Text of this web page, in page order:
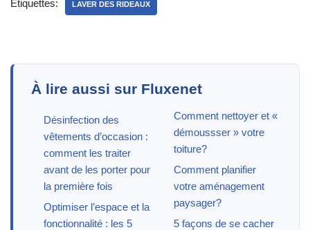
Étiquettes: LAVER DES RIDEAUX
À lire aussi sur Fluxenet
Désinfection des
vêtements d’occasion :
comment les traiter
avant de les porter pour
la première fois
Optimiser l’espace et la
fonctionnalité : les 5
Comment nettoyer et «
démoussser » votre
toiture?
Comment planifier
votre aménagement
paysager?
5 façons de se cacher